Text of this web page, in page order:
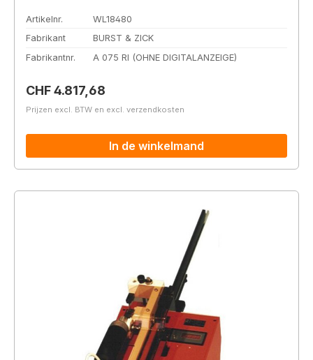
Artikelnr.
WL18480
Fabrikant
BURST & ZICK
Fabrikantnr.
A 075 RI (OHNE DIGITALANZEIGE)
Normale prijs:
CHF 4.817,68
Prijzen excl. BTW en excl. verzendkosten
In de winkelmand